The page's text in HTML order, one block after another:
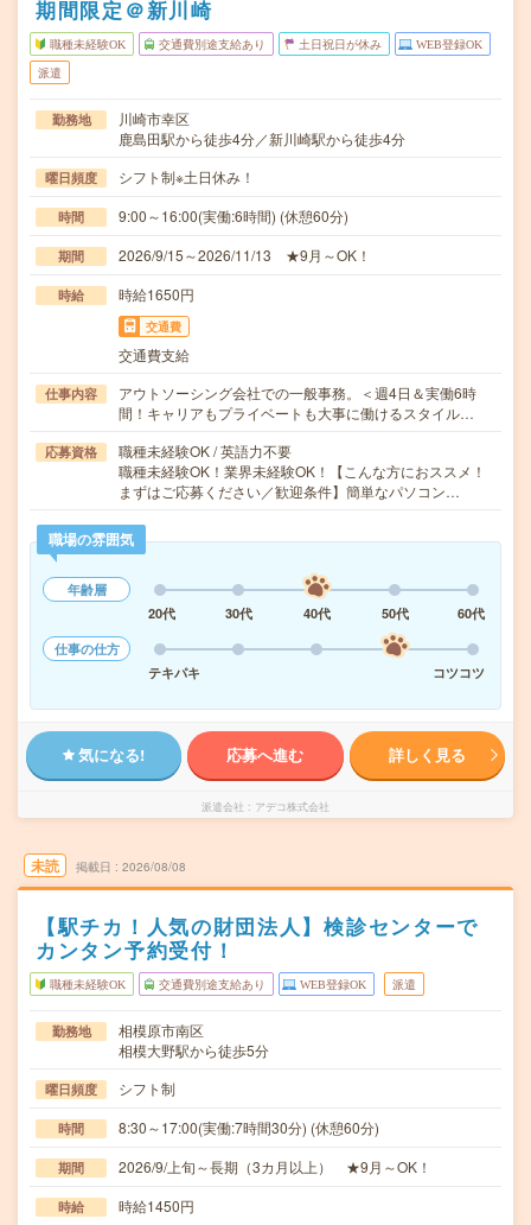
期間限定＠新川崎
職種未経験OK 交通費別途支給あり 土日祝日が休み WEB登録OK
派遣
勤務地
川崎市幸区
鹿島田駅から徒歩4分／新川崎駅から徒歩4分
曜日頻度 シフト制※土日休み！
時間 9:00～16:00(実働:6時間) (休憩60分)
期間 2026/9/15～2026/11/13 ★9月～OK！
時給 時給1650円
交通費
交通費支給
仕事内容
アウトソーシング会社での一般事務。＜週4日＆実働6時
間！キャリアもプライベートも大事に働けるスタイル…
応募資格
職種未経験OK / 英語力不要
職種未経験OK！業界未経験OK！【こんな方におススメ！
まずはご応募ください／歓迎条件】簡単なパソコン…
職場の雰囲気
年齢層
20代
30代 40代 50代
60代
仕事の仕方
テキパキ
コツコツ
気になる! 応募へ進む 詳しく見る
派遣会社 アデコ株式会社
未読 掲載日 2026/08/08
【駅チカ！人気の財団法人】検診センターで
カンタン予約受付！
職種未経験OK 交通費別途支給あり WEB登録OK 派遣
勤務地
相模原市南区
相模大野駅から徒歩5分
曜日頻度 シフト制
時間 8:30～17:00(実働:7時間30分) (休憩60分)
期間 2026/9/上旬～長期（3カ月以上） ★9月～OK！
時給 時給1450円